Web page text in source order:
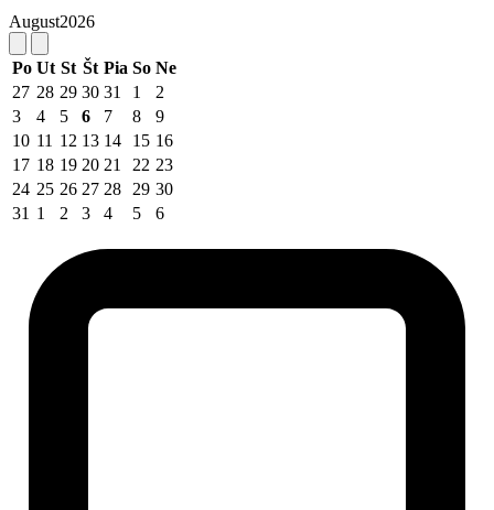
August2026
Po Ut St Št Pia So Ne
27 28 29 30 31 1
2
3
4 5 6 7 8
9
10 11 12 13 14 15 16
17 18 19 20 21 22 23
24 25 26 27 28 29 30
31 1 2 3 4 5 6